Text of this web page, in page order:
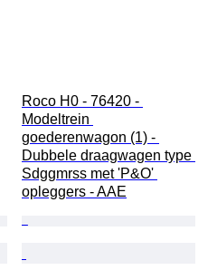
Roco H0 - 76420 -
Modeltrein
goederenwagon (1) -
Dubbele draagwagen type
Sdggmrss met 'P&O'
opleggers - AAE